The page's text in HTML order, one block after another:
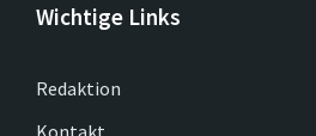
Wichtige Links
Redaktion
Kontakt